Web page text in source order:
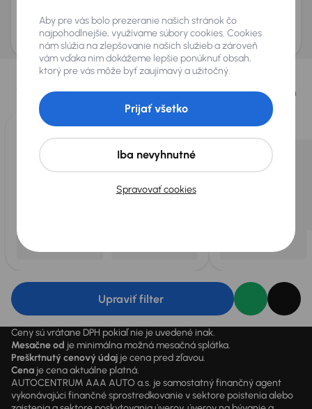
AURES Holdings a.s., so sídlom Dopravákov 874/15, Čimice, 184 00 Praha 8 bude
uchovávať a spracovávať vaše osobné údaje v súlade so zásadami ochrany a
spracovania osobných údajov.
Vybrali sme pre vás
Vyberáme pre vás tienajlepšie vozidláz našej ponuky. Každý deň
pre vás vykúpimeaž 400 vozidiel
Upraviť filter
Ceny sú vrátane DPH pokiaľ nie je uvedené inak.
Mesačne od je minimálna možná mesačná splátka.
Preškrtnutý cenový údaj je cena pred zľavou.
Cena je cena aktuálne platná.
AUTOCENTRUM AAA AUTO a.s. je samostatný finančný agent
vykonávajúci finančné sprostredkovanie v sektore poistenia alebo
Aby pre vás bolo prezeranie našich stránok čo
najpohodlnejšie, využívame súbory cookies. Cookies
nám slúžia na zlepšovanie našich služieb a zároveň
vám vďaka nim dokážeme lepšie ponúknuť obsah,
ktorý pre vás môže byť zaujímavý a užitočný.
Spravovať cookies
Iba nevyhnutné
Prijať všetko